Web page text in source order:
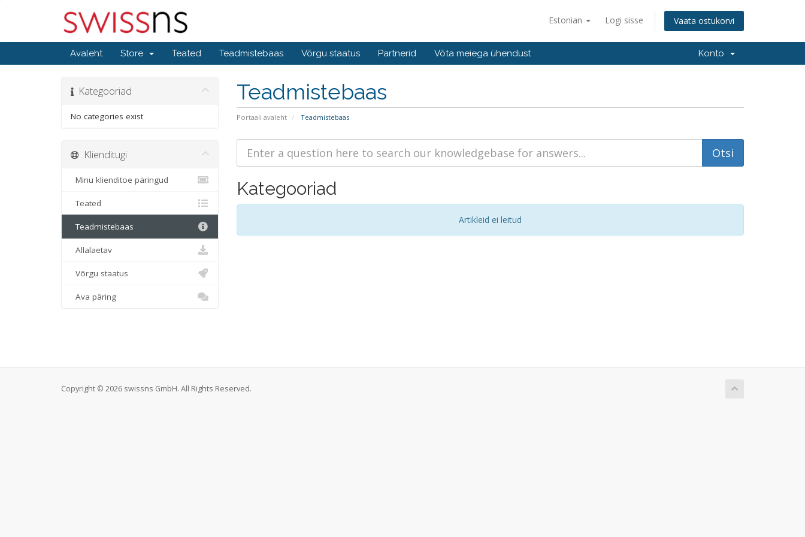
Estonian Logi sisse Vaata ostukorvi
Avaleht Store Teated Teadmistebaas Võrgu staatus Partnerid Võta meiega ühendust Konto
Teadmistebaas
Portaali avaleht Teadmistebaas
Kategooriad
No categories exist
Kategooriad
Artikleid ei leitud
Klienditugi
Minu klienditoe päringud
Teated
Teadmistebaas
Allalaetav
Võrgu staatus
Ava päring
Copyright © 2026 swissns GmbH. All Rights Reserved.